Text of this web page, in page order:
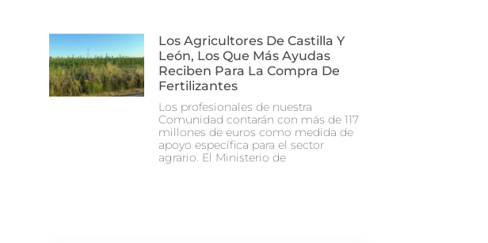
Los Agricultores De Castilla Y
León, Los Que Más Ayudas
Reciben Para La Compra De
Fertilizantes
Los profesionales de nuestra
Comunidad contarán con más de 117
millones de euros como medida de
apoyo específica para el sector
agrario. El Ministerio de